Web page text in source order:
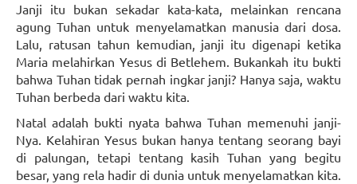
Janji itu bukan sekadar kata-kata, melainkan rencana
agung Tuhan untuk menyelamatkan manusia dari dosa.
Lalu, ratusan tahun kemudian, janji itu digenapi ketika
Maria melahirkan Yesus di Betlehem. Bukankah itu bukti
bahwa Tuhan tidak pernah ingkar janji? Hanya saja, waktu
Tuhan berbeda dari waktu kita.
Natal adalah bukti nyata bahwa Tuhan memenuhi janji-
Nya. Kelahiran Yesus bukan hanya tentang seorang bayi
di palungan, tetapi tentang kasih Tuhan yang begitu
besar, yang rela hadir di dunia untuk menyelamatkan kita.